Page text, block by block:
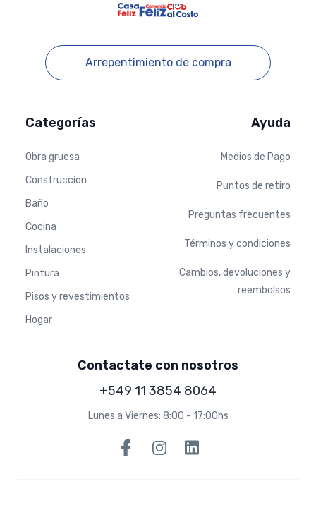
Arrepentimiento de compra
Categorías
Obra gruesa
Construccíon
Baño
Cocina
Instalaciones
Pintura
Pisos y revestimientos
Hogar
Ayuda
Medios de Pago
Puntos de retiro
Preguntas frecuentes
Términos y condiciones
Cambios, devoluciones y
reembolsos
Contactate con nosotros
+549 11 3854 8064
Lunes a Viernes: 8:00 - 17:00hs
FacebookInstagramLinkedin